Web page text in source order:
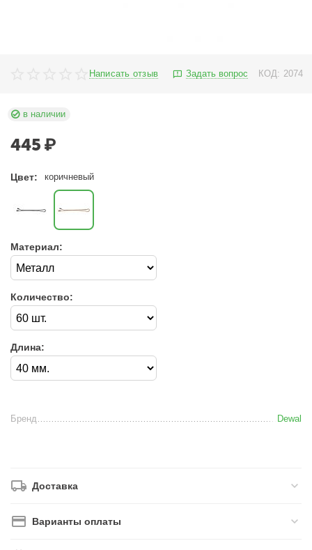
Написать отзыв Задать вопрос КОД: 2074
в наличии
445 ₽
Цвет: коричневый
Материал:
Количество:
Длина:
Бренд Dewal
Доставка
Варианты оплаты